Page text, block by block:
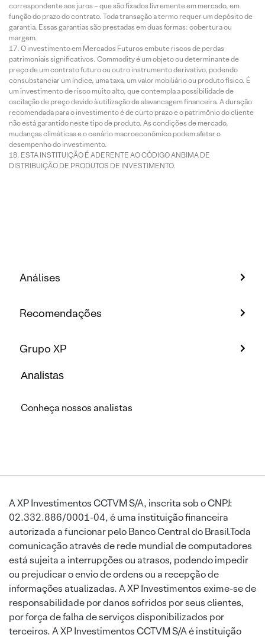
correspondente aos juros – que são fixados livremente em mercado, em
função do prazo do contrato. Toda transação a termo requer um depósito de
garantia. Essas garantias são prestadas em duas formas: cobertura ou
margem.
O investimento em Mercados Futuros embute riscos de perdas
patrimoniais significativos. Commodity é um objeto ou determinante de
preço de um contrato futuro ou outro instrumento derivativo, podendo
consubstanciar um índice, uma taxa, um valor mobiliário ou produto físico. É
um investimento de risco muito alto, que contempla a possibilidade de
oscilação de preço devido à utilização de alavancagem financeira. A duração
recomendada para o investimento é de curto prazo e o patrimônio do cliente
não está garantido neste tipo de produto. As condições de mercado,
mudanças climáticas e o cenário macroeconômico podem afetar o
desempenho do investimento.
ESTA INSTITUIÇÃO É ADERENTE AO CÓDIGO ANBIMA DE
DISTRIBUIÇÃO DE PRODUTOS DE INVESTIMENTO.
Análises
Recomendações
Grupo XP
Analistas
Conheça nossos analistas
A XP Investimentos CCTVM S/A, inscrita sob o CNPJ:
02.332.886/0001-04, é uma instituição financeira
autorizada a funcionar pelo Banco Central do Brasil.Toda
comunicação através de rede mundial de computadores
está sujeita a interrupções ou atrasos, podendo impedir
ou prejudicar o envio de ordens ou a recepção de
informações atualizadas. A XP Investimentos exime-se de
responsabilidade por danos sofridos por seus clientes,
por força de falha de serviços disponibilizados por
terceiros. A XP Investimentos CCTVM S/A é instituição